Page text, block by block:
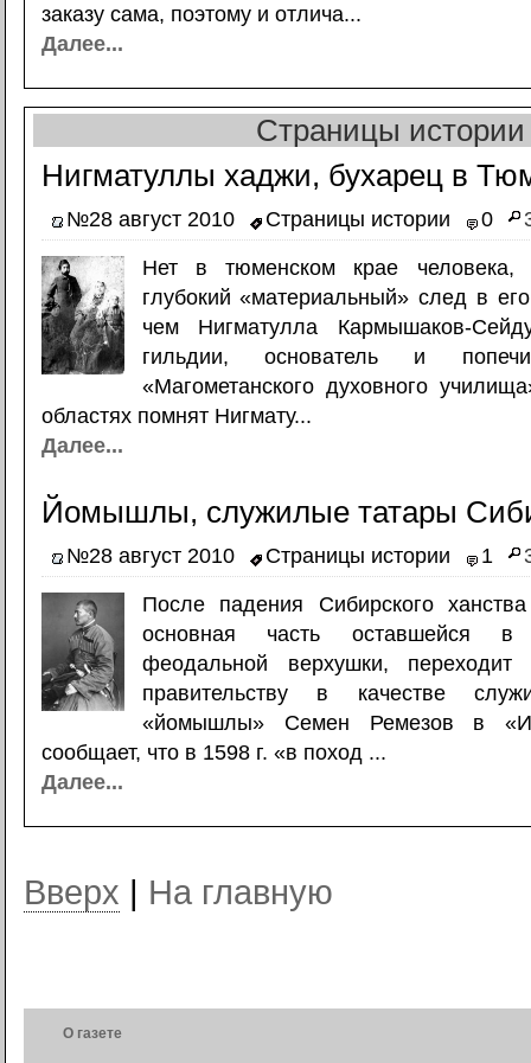
заказу сама, поэтому и отлича...
Далее...
Страницы истории
Нигматуллы хаджи, бухарец в
№28 август 2010 Страницы истории 0
Нет в тюменском крае человека,
глубокий «материальный» след в
чем Нигматулла Кармышаков-
гильдии, основатель и
«Магометанского духовного
областях помнят Нигмату...
Далее...
Йомышлы, служилые татары
№28 август 2010 Страницы истории 1
После падения Сибирского
основная часть оставшейся в
феодальной верхушки,
правительству в качестве
«йомышлы» Семен Ремезов в
сообщает, что в 1598 г. «в поход ...
Далее...
Вверх | На главную
О газете